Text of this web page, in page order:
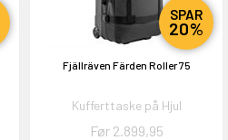
SPAR
20%
Fjällräven Färden Roller 75
Kufferttaske på Hjul
Før 2.899,95